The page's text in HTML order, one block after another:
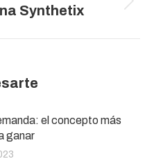
Synthetix
el concepto más
ganar